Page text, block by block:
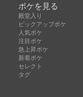
ボケを見る
殿堂入り
ピックアップボケ
人気ボケ
注目ボケ
急上昇ボケ
新着ボケ
セレクト
タグ